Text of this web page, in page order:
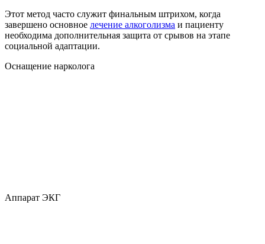
Этот метод часто служит финальным штрихом, когда
завершено основное лечение алкоголизма и пациенту
необходима дополнительная защита от срывов на этапе
социальной адаптации.
Оснащение нарколога
Аппарат ЭКГ